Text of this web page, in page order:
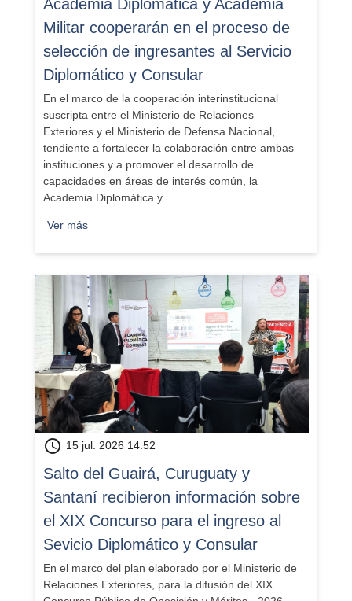
Academia Diplomática y Academia
Militar cooperarán en el proceso de
selección de ingresantes al Servicio
Diplomático y Consular
En el marco de la cooperación interinstitucional
suscripta entre el Ministerio de Relaciones
Exteriores y el Ministerio de Defensa Nacional,
tendiente a fortalecer la colaboración entre ambas
instituciones y a promover el desarrollo de
capacidades en áreas de interés común, la
Academia Diplomática y…
Ver más
schedule 15 jul. 2026 14:52
Salto del Guairá, Curuguaty y
Santaní recibieron información sobre
el XIX Concurso para el ingreso al
Sevicio Diplomático y Consular
En el marco del plan elaborado por el Ministerio de
Relaciones Exteriores, para la difusión del XIX